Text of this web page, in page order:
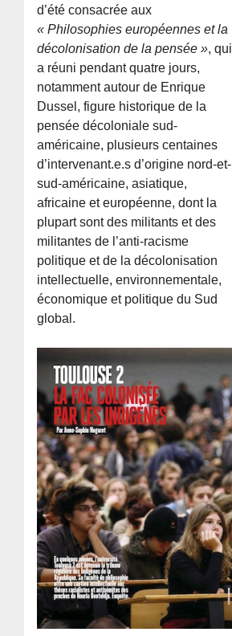
d’été consacrée aux
« Philosophies européennes et la
décolonisation de la pensée », qui
a réuni pendant quatre jours,
notamment autour de Enrique
Dussel, figure historique de la
pensée décoloniale sud-
américaine, plusieurs centaines
d’intervenant.e.s d’origine nord-et-
sud-américaine, asiatique,
africaine et européenne, dont la
plupart sont des militants et des
militantes de l’anti-racisme
politique et de la décolonisation
intellectuelle, environnementale,
économique et politique du Sud
global.